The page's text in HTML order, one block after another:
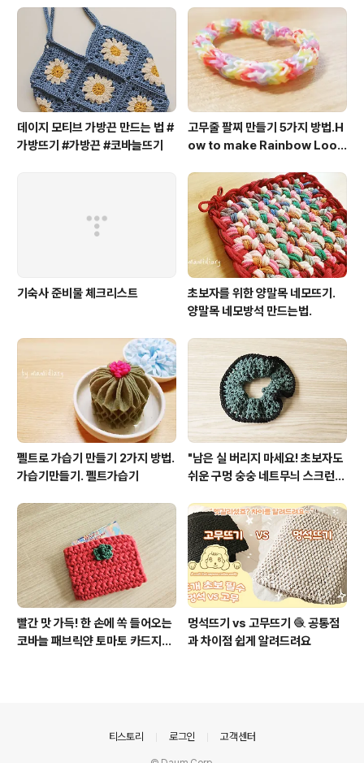
midiary 🌻인스타: https://www.instagram.com/da
somdury02 🌻티스토리:https://asc..
데이지 모티브 가방끈 만드는 법 #
가방뜨기 #가방끈 #코바늘뜨기
고무줄 팔찌 만들기 5가지 방법.H
ow to make Rainbow Loo
and.
기숙사 준비물 체크리스트
초보자를 위한 양말목 네모뜨기.
양말목 네모방석 만드는법.
펠트로 가습기 만들기 2가지 방법.
가습기만들기. 펠트가습기
"남은 실 버리지 마세요! 초보자도
쉬운 구멍 숭숭 네트무늬 스크런치
빨간 맛 가득! 한 손에 쏙 들어오는
코바늘 패브릭얀 토마토 카드지갑
멍석뜨기 vs 고무뜨기 🧶 공통점
과 차이점 쉽게 알려드려요
티스토리 로그인 고객센터